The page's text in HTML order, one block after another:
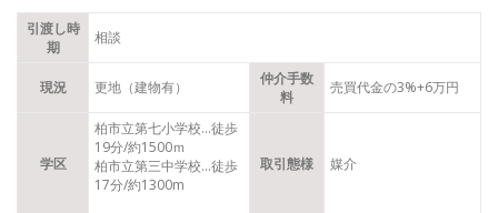
引渡し時
期
相談
現況 更地（建物有）
仲介手数
料
売買代金の3%+6万円
学区
柏市立第七小学校…徒歩
19分/約1500ｍ
柏市立第三中学校…徒歩
17分/約1300m
取引態様 媒介